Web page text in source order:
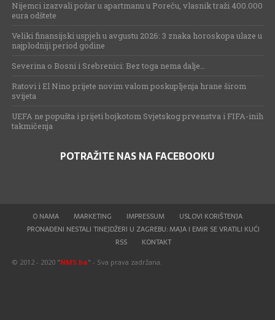
Nijemci izazvali požar u apartmanu u Poreču, vlasnik traži 400.000
eura odštete
Veliki finansijski uspjeh u avgustu 2026: 3 znaka horoskopa ulaze u
najplodniji period godine
Severina o Bosni i Srebrenici: Bez toga nema dalje…
Ratovi i El Nino prijete novim valom poskupljenja hrane širom
svijeta
UEFA ne popušta i prijeti bojkotom Svjetskog prvenstva i FIFA-inih
takmičenja
POTRAŽITE NAS NA FACEBOOKU
O NAMA MARKETING IMPRESSUM
USLOVI KORIŠTENJA
PRONAĐENI NESTALI TINEJDŽERI U ZAGREBU: MAJA I EMIR SE VRATILI KUĆI
RSS
KONTAKT
© 2012 - 2020 "NMS.ba" - Sva prava zadržana.